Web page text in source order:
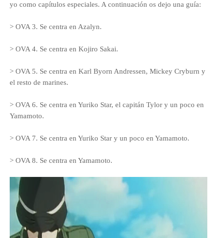
yo como capítulos especiales. A continuación os dejo una guía:
> OVA 3. Se centra en Azalyn.
> OVA 4. Se centra en Kojiro Sakai.
> OVA 5. Se centra en Karl Byorn Andressen, Mickey Cryburn y
el resto de marines.
> OVA 6. Se centra en Yuriko Star, el capitán Tylor y un poco en
Yamamoto.
> OVA 7. Se centra en Yuriko Star y un poco en Yamamoto.
> OVA 8. Se centra en Yamamoto.